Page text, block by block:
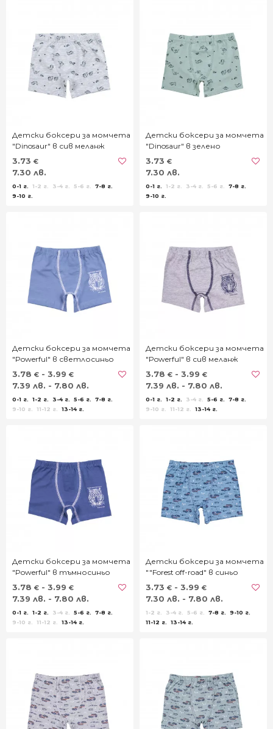
Детски боксери за момчета
"Dinosaur" в сив меланж
3.73 €
7.30 лв.
0-1 г. 1-2 г. 3-4 г. 5-6 г.
7-8 г.
9-10 г.
Детски боксери за момчета
"Dinosaur" в зелено
3.73 €
7.30 лв.
0-1 г. 1-2 г. 3-4 г. 5-6 г.
7-8 г.
9-10 г.
Детски боксери за момчета
"Powerful" в светлосиньо
3.78 € - 3.99 €
7.39 лв. - 7.80 лв.
0-1 г. 1-2 г. 3-4 г. 5-6 г.
7-8 г.
9-10 г.
11-12 г. 13-14 г.
Детски боксери за момчета
"Powerful" в сив меланж
3.78 € - 3.99 €
7.39 лв. - 7.80 лв.
0-1 г. 1-2 г. 3-4 г. 5-6 г.
7-8 г.
9-10 г.
11-12 г. 13-14 г.
Детски боксери за момчета
"Powerful" в тъмносиньо
3.78 € - 3.99 €
7.39 лв. - 7.80 лв.
0-1 г. 1-2 г. 3-4 г. 5-6 г.
7-8 г.
9-10 г.
11-12 г. 13-14 г.
Детски боксери за момчета
""Forest off-road" в синьо
3.73 € - 3.99 €
7.30 лв. - 7.80 лв.
1-2 г. 3-4 г. 5-6 г. 7-8 г.
9-10 г.
11-12 г.
13-14 г.